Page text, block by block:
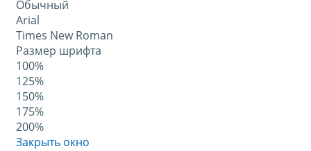
Обычный
Arial
Times New Roman
Размер шрифта
100%
125%
150%
175%
200%
Закрыть окно